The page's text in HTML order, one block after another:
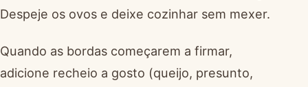
Despeje os ovos e deixe cozinhar sem mexer.
Quando as bordas começarem a firmar,
adicione recheio a gosto (queijo, presunto,